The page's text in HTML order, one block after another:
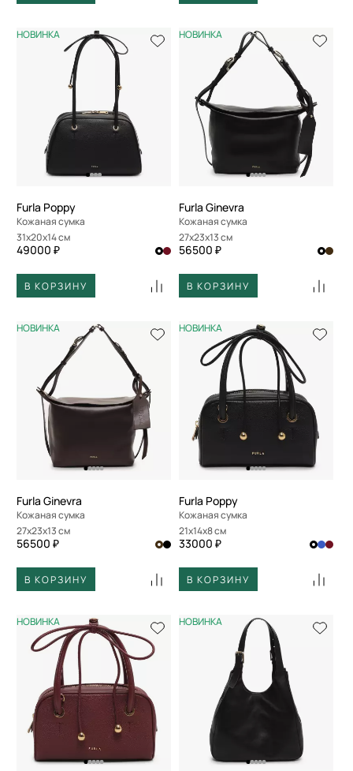
НОВИНКА
Furla Poppy
Кожаная сумка
31x20x14 см
49000 ₽
В КОРЗИНУ
НОВИНКА
Furla Ginevra
Кожаная сумка
27x23x13 см
56500 ₽
В КОРЗИНУ
НОВИНКА
Furla Ginevra
Кожаная сумка
27x23x13 см
56500 ₽
В КОРЗИНУ
НОВИНКА
Furla Poppy
Кожаная сумка
21x14x8 см
33000 ₽
В КОРЗИНУ
НОВИНКА НОВИНКА